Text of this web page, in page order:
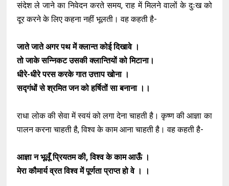
संदेश ले जाने का निवेदन करते समय, राह में मिलने वालों के दुःख को
दूर करने के लिए कहना नहीं भूलती। वह कहती है-
जाते जाते अगर पथ में क्लान्त कोई दिखावे ।
तो जाके सन्निकट उसकी क्लान्तियों को मिटाना।
धीरे-धीरे परस करके गात उत्ताप खोना ।
सद्गंधों से श्रमित जन को हर्षितों सा बनाना ।।
राधा लोक की सेवा में स्वयं को लगा देना चाहती है। कृष्ण की आज्ञा का
पालन करना चाहती है, विश्व के काम आना चाहती है। वह कहती है-
आज्ञा न भूलूँ प्रियतम की, विश्व के काम आऊँ ।
मेरा कौमार्य व्रत विश्व में पूर्णता प्राप्त हो वे । ।